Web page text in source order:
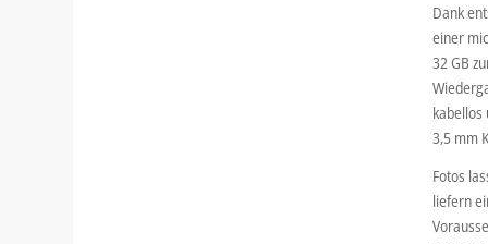
Dank
einer
32 GB
kabellos
3,5 mm
Fotos
liefern